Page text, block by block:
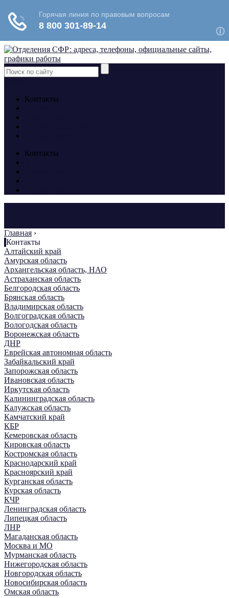
Контакты
Контакты
Главная ›
Контакты
Алтайский край
Амурская область
Архангельская область, НАО
Астраханская область
Белгородская область
Брянская область
Владимирская область
Волгоградская область
Вологодская область
Воронежская область
ДНР
Еврейская автономная область
Забайкальский край
Запорожская область
Ивановская область
Иркутская область
Калининградская область
Калужская область
Камчатский край
КБР
Кемеровская область
Кировская область
Костромская область
Краснодарский край
Красноярский край
Курганская область
Курская область
КЧР
Ленинградская область
Липецкая область
ЛНР
Магаданская область
Москва и МО
Мурманская область
Нижегородская область
Новгородская область
Новосибирская область
Омская область